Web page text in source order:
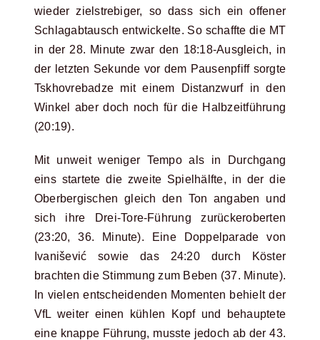
wieder zielstrebiger, so dass sich ein offener
Schlagabtausch entwickelte. So schaffte die MT
in der 28. Minute zwar den 18:18-Ausgleich, in
der letzten Sekunde vor dem Pausenpfiff sorgte
Tskhovrebadze mit einem Distanzwurf in den
Winkel aber doch noch für die Halbzeitführung
(20:19).
Mit unweit weniger Tempo als in Durchgang
eins startete die zweite Spielhälfte, in der die
Oberbergischen gleich den Ton angaben und
sich ihre Drei-Tore-Führung zurückeroberten
(23:20, 36. Minute). Eine Doppelparade von
Ivanišević sowie das 24:20 durch Köster
brachten die Stimmung zum Beben (37. Minute).
In vielen entscheidenden Momenten behielt der
VfL weiter einen kühlen Kopf und behauptete
eine knappe Führung, musste jedoch ab der 43.